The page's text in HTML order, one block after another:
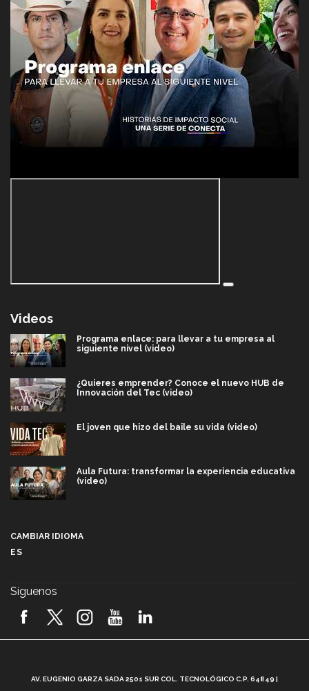
Videos
Programa enlace: para llevar a tu empresa al
siguiente nivel (video)
¿Quieres emprender? Conoce el nuevo HUB de
Innovación del Tec (video)
El joven que hizo del baile su vida (video)
Aula Futura: transformar la experiencia educativa
(video)
2026! (video)
CAMBIAR IDIOMA
ES
Síguenos
AV. EUGENIO GARZA SADA 2501 SUR COL. TECNOLÓGICO C.P. 64849 |